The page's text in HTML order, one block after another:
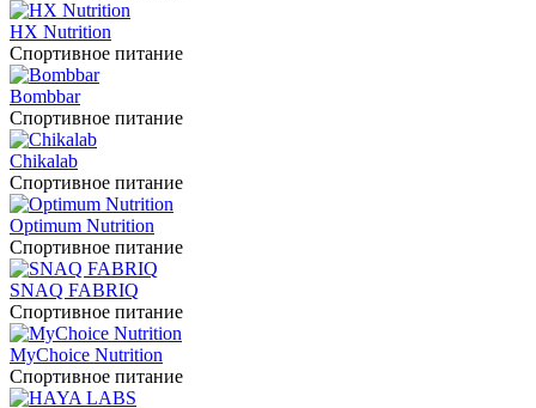
HX Nutrition
Спортивное питание
Bombbar
Спортивное питание
Chikalab
Спортивное питание
Optimum Nutrition
Спортивное питание
SNAQ FABRIQ
Спортивное питание
MyChoice Nutrition
Спортивное питание